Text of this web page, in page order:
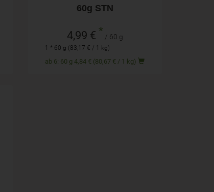
60g STN
4,99 € * / 60 g
1 * 60 g (83,17 € / 1 kg)
ab 6: 60 g 4,84 € (80,67 € / 1 kg)